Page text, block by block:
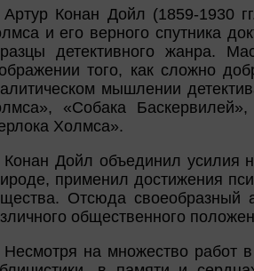
Артур Конан Дойл (1859-1930
и его верного спутника
детективного жанра.
того, как сложно
мышлении
«Собака
Холмса».
Конан Дойл объединил усилия
применил достижения
Отсюда своеобразный
общественного
Несмотря на множество работ